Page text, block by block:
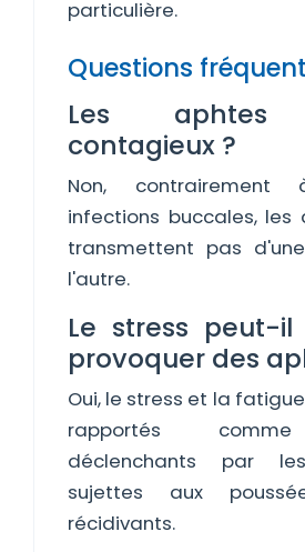
particulière.
Questions
Les aphtes
contagieux ?
Non, contrairement
infections buccales, les
transmettent pas
l'autre.
Le stress peut-
provoquer des
Oui, le stress et la
rapportés
déclenchants par
sujettes aux
récidivants.